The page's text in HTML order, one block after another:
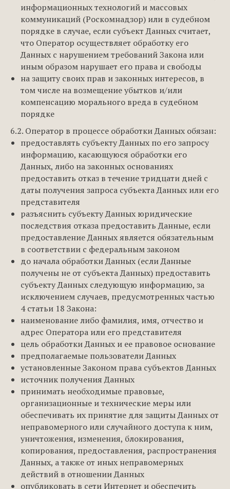
информационных технологий и массовых
коммуникаций (Роскомнадзор) или в судебном
порядке в случае, если субъект Данных считает,
что Оператор осуществляет обработку его
Данных с нарушением требований Закона или
иным образом нарушает его права и свободы
на защиту своих прав и законных интересов, в
том числе на возмещение убытков и/или
компенсацию морального вреда в судебном
порядке
6.2. Оператор в процессе обработки Данных обязан:
предоставлять субъекту Данных по его запросу
информацию, касающуюся обработки его
Данных, либо на законных основаниях
предоставить отказ в течение тридцати дней с
даты получения запроса субъекта Данных или его
представителя
разъяснить субъекту Данных юридические
последствия отказа предоставить Данные, если
предоставление Данных является обязательным
в соответствии с федеральным законом
до начала обработки Данных (если Данные
получены не от субъекта Данных) предоставить
субъекту Данных следующую информацию, за
исключением случаев, предусмотренных частью
4 статьи 18 Закона:
наименование либо фамилия, имя, отчество и
адрес Оператора или его представителя
цель обработки Данных и ее правовое основание
предполагаемые пользователи Данных
установленные Законом права субъектов Данных
источник получения Данных
принимать необходимые правовые,
организационные и технические меры или
обеспечивать их принятие для защиты Данных от
неправомерного или случайного доступа к ним,
уничтожения, изменения, блокирования,
копирования, предоставления, распространения
Данных, а также от иных неправомерных
действий в отношении Данных
опубликовать в сети Интернет и обеспечить